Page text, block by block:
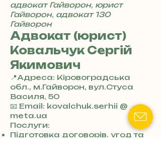
адвокат Гайворон, юрист
Гайворон, адвокат 130
Гайворон
Адвокат (юрист)
Ковальчук Сергій
Якимович
📍Адреса: Кіровоградська
обл., м.Гайворон, вул.Стуса
Василя, 50
+
3
8
0
📧 Email: kovalchuk.serhii @
meta.ua
Послуги:
Підготовка договорів, угод та